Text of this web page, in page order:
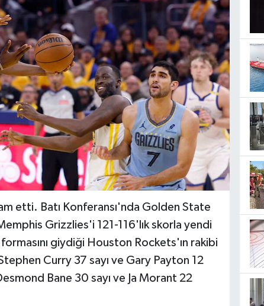
etti. Batı Konferansı'nda Golden State
Grizzlies'i 121-116'lık skorla yendi
giydiği Houston Rockets'ın rakibi
Curry 37 sayı ve Gary Payton 12
Bane 30 sayı ve Ja Morant 22